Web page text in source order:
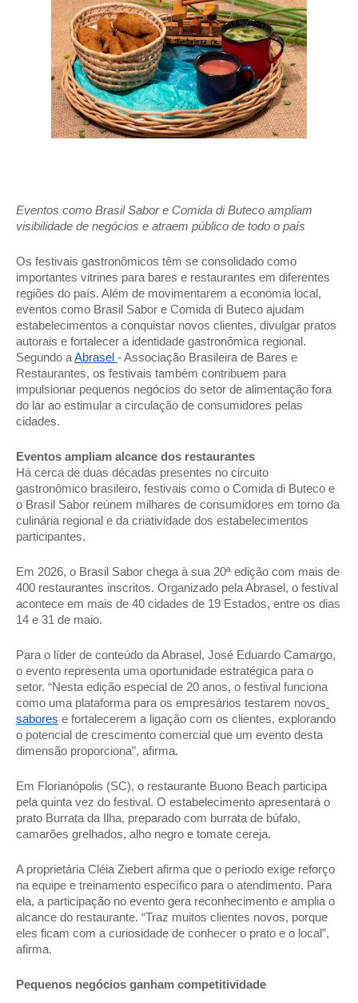
Eventos como Brasil Sabor e Comida di Buteco ampliam
visibilidade de negócios e atraem público de todo o país
Os festivais gastronômicos têm se consolidado como
importantes vitrines para bares e restaurantes em diferentes
regiões do país. Além de movimentarem a economia local,
eventos como Brasil Sabor e Comida di Buteco ajudam
estabelecimentos a conquistar novos clientes, divulgar pratos
autorais e fortalecer a identidade gastronômica regional.
Segundo a Abrasel - Associação Brasileira de Bares e
Restaurantes, os festivais também contribuem para
impulsionar pequenos negócios do setor de alimentação fora
do lar ao estimular a circulação de consumidores pelas
cidades.
Eventos ampliam alcance dos restaurantes
Há cerca de duas décadas presentes no circuito
gastronômico brasileiro, festivais como o Comida di Buteco e
o Brasil Sabor reúnem milhares de consumidores em torno da
culinária regional e da criatividade dos estabelecimentos
participantes.
Em 2026, o Brasil Sabor chega à sua 20ª edição com mais de
400 restaurantes inscritos. Organizado pela Abrasel, o festival
acontece em mais de 40 cidades de 19 Estados, entre os dias
14 e 31 de maio.
Para o líder de conteúdo da Abrasel, José Eduardo Camargo,
o evento representa uma oportunidade estratégica para o
setor. “Nesta edição especial de 20 anos, o festival funciona
como uma plataforma para os empresários testarem novos
sabores e fortalecerem a ligação com os clientes, explorando
o potencial de crescimento comercial que um evento desta
dimensão proporciona”, afirma.
Em Florianópolis (SC), o restaurante Buono Beach participa
pela quinta vez do festival. O estabelecimento apresentará o
prato Burrata da Ilha, preparado com burrata de búfalo,
camarões grelhados, alho negro e tomate cereja.
A proprietária Cléia Ziebert afirma que o período exige reforço
na equipe e treinamento específico para o atendimento. Para
ela, a participação no evento gera reconhecimento e amplia o
alcance do restaurante. “Traz muitos clientes novos, porque
eles ficam com a curiosidade de conhecer o prato e o local”,
afirma.
Pequenos negócios ganham competitividade